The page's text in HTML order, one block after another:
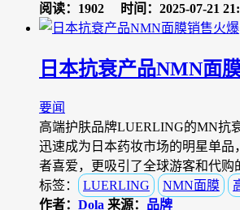
阅读：1902
时间：2025-07-21
日本抗衰产品NMN面
要闻
高端护肤品牌LUERLING的MN抗
迅速成为日本药妆市场的明星单品
者喜爱，更吸引了全球游客和代
标签：
LUERLING NMN面膜
作者： Dola 来源： 品牌